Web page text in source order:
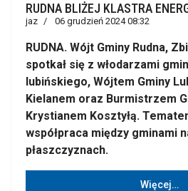
RUDNA BLIŻEJ KLASTRA
jaz 06 grudzień 2024 08:32
RUDNA. Wójt Gminy Rudna,
spotkał się z włodarzami
lubińskiego, Wójtem Gminy
Kielanem oraz Burmistrzem
Krystianem Kosztyłą.
współpraca między gminami
płaszczyznach.
Więcej…